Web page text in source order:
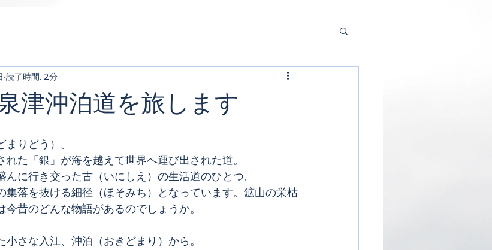
津沖泊道を旅します
読了時間: 2分
りどう）。
た「銀」が海を越えて世界へ運び出された道。
に行き交った古（いにしえ）の生活道のひとつ。
集落を抜ける細径（ほそみち）となっています。鉱山の栄枯
昔のどんな物語があるのでしょうか。
さな入江、沖泊（おきどまり）から。